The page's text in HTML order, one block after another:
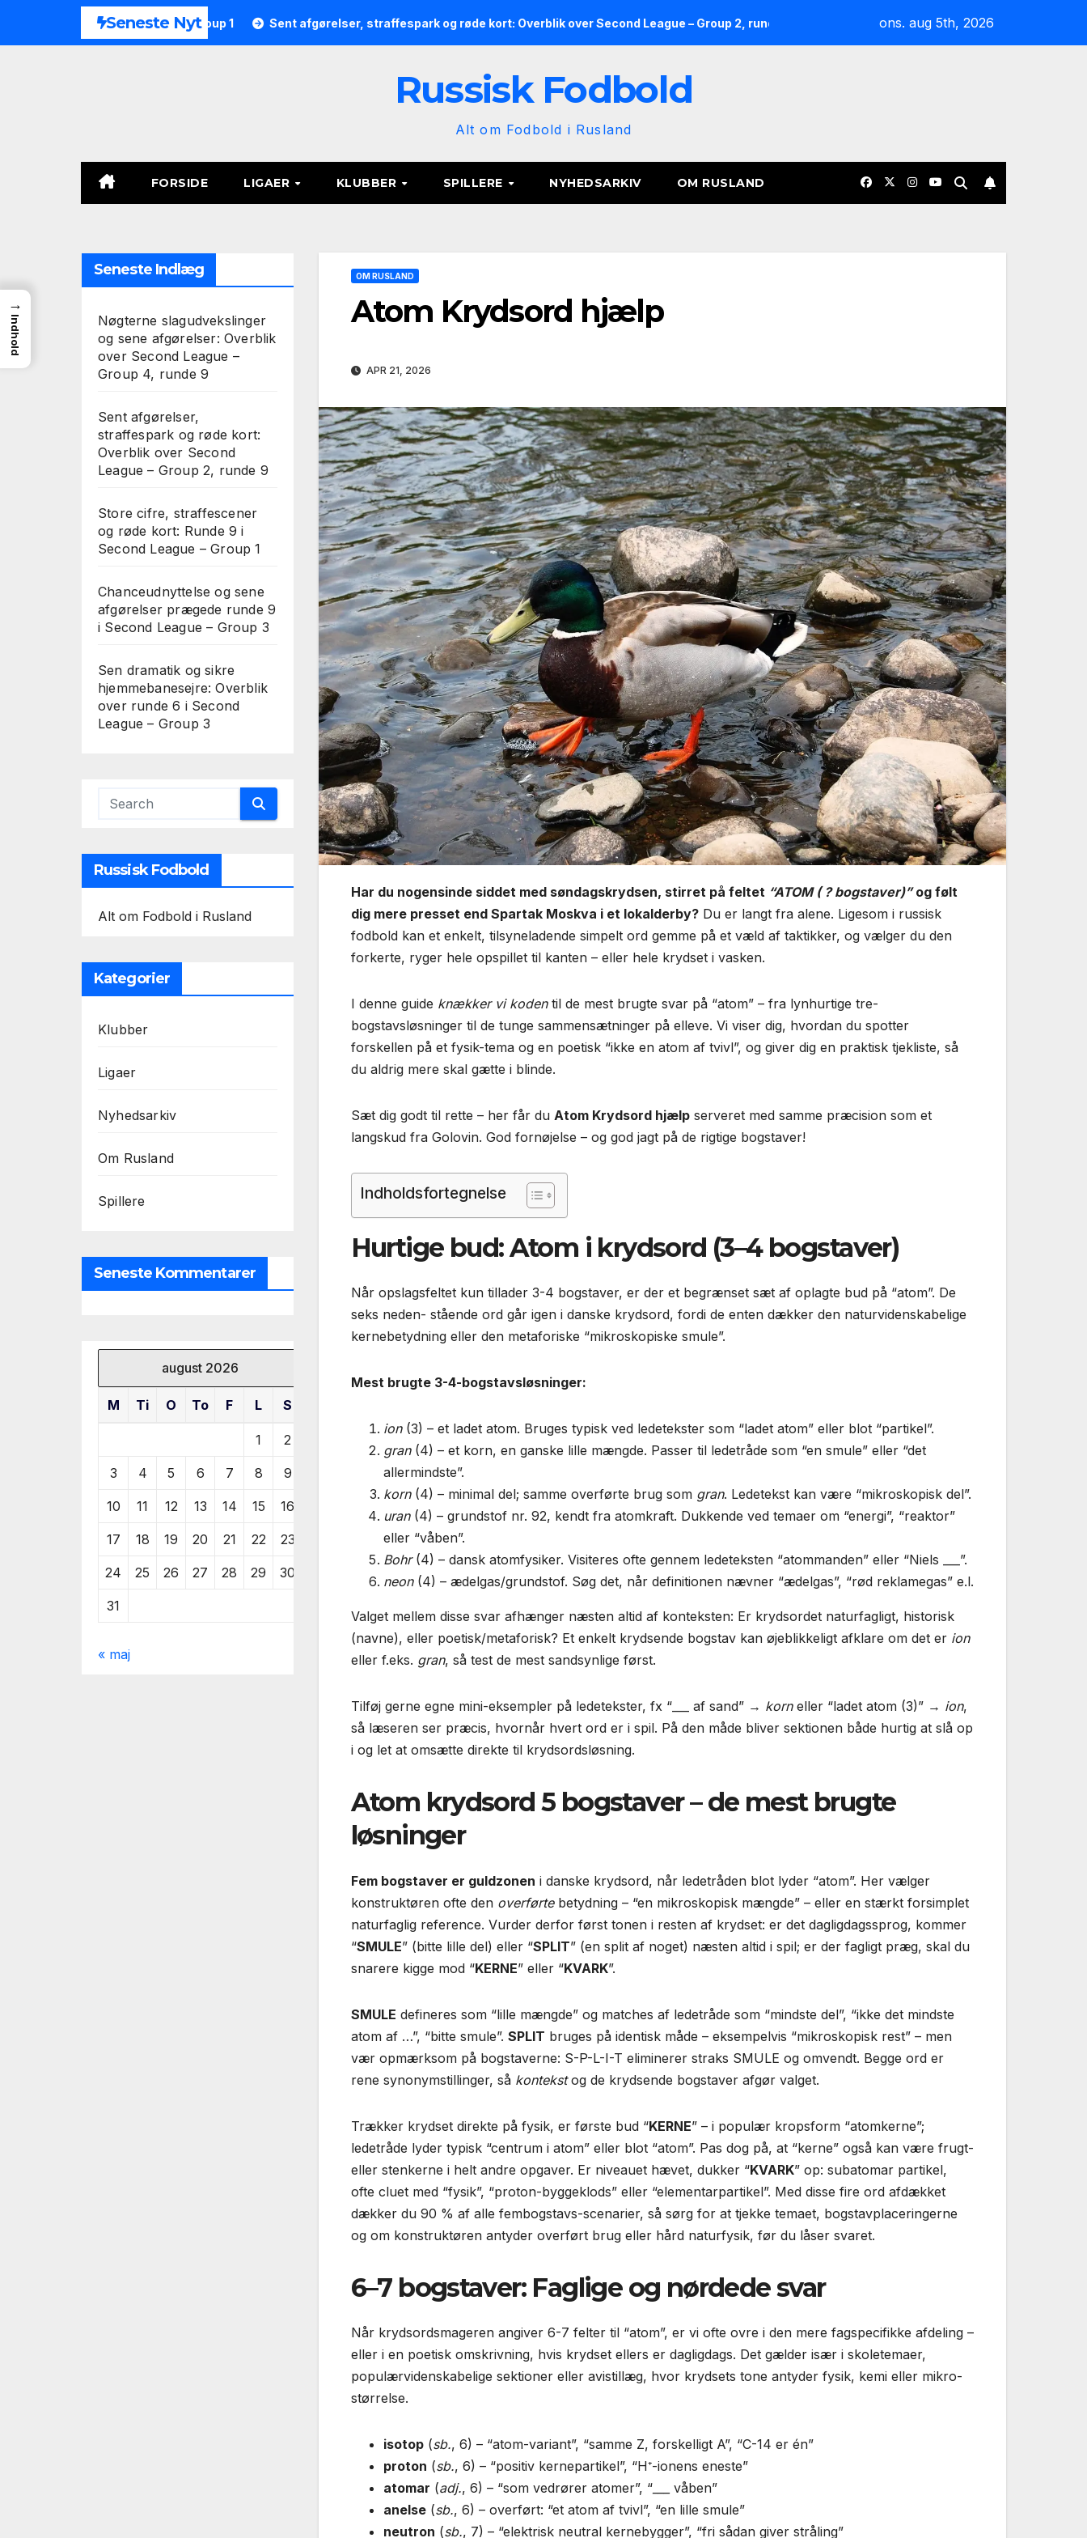
Seneste Nyt
Second League – Group 1 Sent afgørelser, straffespark og røde kort: Overblik over Second League – Group 2, runde 9 Nøgterne slagudvekslinger og sene afgørelser: Overblik
ons. aug 5th, 2026
Russisk Fodbold
Alt om Fodbold i Rusland
FORSIDE LIGAER KLUBBER SPILLERE NYHEDSARKIV OM RUSLAND
Seneste Indlæg
Nøgterne slagudvekslinger
og sene afgørelser: Overblik
over Second League –
Group 4, runde 9
Sent afgørelser,
straffespark og røde kort:
Overblik over Second
League – Group 2, runde 9
Store cifre, straffescener
og røde kort: Runde 9 i
Second League – Group 1
Chanceudnyttelse og sene
afgørelser prægede runde 9
i Second League – Group 3
Sen dramatik og sikre
hjemmebanesejre: Overblik
over runde 6 i Second
League – Group 3
Russisk Fodbold
Alt om Fodbold i Rusland
Kategorier
Klubber
Ligaer
Nyhedsarkiv
Om Rusland
Spillere
Seneste Kommentarer
august 2026
M Ti O To F L S
1 2
3 4 5 6 7 8 9
10 11 12 13 14 15 16
17 18 19 20 21 22 23
24 25 26 27 28 29 30
31
« maj
OM RUSLAND
Atom Krydsord hjælp
APR 21, 2026
Har du nogensinde siddet med søndagskrydsen, stirret på feltet “ATOM ( ? bogstaver)”og følt
dig mere presset end Spartak Moskva i et lokalderby?Du er langt fra alene. Ligesom i russisk
fodbold kan et enkelt, tilsyneladende simpelt ord gemme på et væld af taktikker, og vælger du den
forkerte, ryger hele opspillet til kanten – eller hele krydset i vasken.
I denne guide knækker vi kodentil de mest brugte svar på “atom” – fra lynhurtige tre-
bogstavsløsninger til de tunge sammensætninger på elleve. Vi viser dig, hvordan du spotter
forskellen på et fysik-tema og en poetisk “ikke en atom af tvivl”, og giver dig en praktisk tjekliste, så
du aldrig mere skal gætte i blinde.
Sæt dig godt til rette – her får du Atom Krydsord hjælpserveret med samme præcision som et
langskud fra Golovin. God fornøjelse – og god jagt på de rigtige bogstaver!
Indholdsfortegnelse
Hurtige bud: Atom i krydsord (3–4 bogstaver)
Når opslagsfeltet kun tillader 3-4 bogstaver, er der et begrænset sæt af oplagte bud på “atom”. De
seks neden- stående ord går igen i danske krydsord, fordi de enten dækker den naturvidenskabelige
kernebetydning eller den metaforiske “mikroskopiske smule”.
Mest brugte 3-4-bogstavsløsninger:
ion(3) – et ladet atom. Bruges typisk ved ledetekster som “ladet atom” eller blot “partikel”.
gran(4) – et korn, en ganske lille mængde. Passer til ledetråde som “en smule” eller “det
allermindste”.
korn(4) – minimal del; samme overførte brug som gran. Ledetekst kan være “mikroskopisk del”.
uran(4) – grundstof nr. 92, kendt fra atomkraft. Dukkende ved temaer om “energi”, “reaktor”
eller “våben”.
Bohr(4) – dansk atomfysiker. Visiteres ofte gennem ledeteksten “atommanden” eller “Niels ___”.
neon(4) – ædelgas/grundstof. Søg det, når definitionen nævner “ædelgas”, “rød reklamegas” e.l.
Valget mellem disse svar afhænger næsten altid af konteksten: Er krydsordet naturfagligt, historisk
(navne), eller poetisk/metaforisk? Et enkelt krydsende bogstav kan øjeblikkeligt afklare om det er ion
eller f.eks. gran, så test de mest sandsynlige først.
Tilføj gerne egne mini-eksempler på ledetekster, fx “___ af sand” → korneller “ladet atom (3)” → ion,
så læseren ser præcis, hvornår hvert ord er i spil. På den måde bliver sektionen både hurtig at slå op
i og let at omsætte direkte til krydsordsløsning.
Atom krydsord 5 bogstaver – de mest brugte
løsninger
Fem bogstaver er guldzonen i danske krydsord, når ledetråden blot lyder “atom”. Her vælger
konstruktøren ofte den overførtebetydning – “en mikroskopisk mængde” – eller en stærkt forsimplet
naturfaglig reference. Vurder derfor først tonen i resten af krydset: er det dagligdagssprog, kommer
“SMULE” (bitte lille del) eller “SPLIT” (en split af noget) næsten altid i spil; er der fagligt præg, skal du
snarere kigge mod “KERNE” eller “KVARK”.
SMULE defineres som “lille mængde” og matches af ledetråde som “mindste del”, “ikke det mindste
atom af …”, “bitte smule”. SPLIT bruges på identisk måde – eksempelvis “mikroskopisk rest” – men
vær opmærksom på bogstaverne: S-P-L-I-T eliminerer straks SMULE og omvendt. Begge ord er
rene synonym­stillinger, så kontekstog de krydsende bogstaver afgør valget.
Trækker krydset direkte på fysik, er første bud “KERNE” – i populær kropsform “atomkerne”;
ledetråde lyder typisk “centrum i atom” eller blot “atom”. Pas dog på, at “kerne” også kan være frugt-
eller sten­kerne i helt andre opgaver. Er niveauet hævet, dukker “KVARK” op: subatomar partikel,
ofte cluet med “fysik”, “proton-byggeklods” eller “elementarpartikel”. Med disse fire ord afdækket
dækker du 90 % af alle fembogstavs-scenarier, så sørg for at tjekke temaet, bogstav­placeringerne
og om konstruktøren antyder overført brug eller hård naturfysik, før du låser svaret.
6–7 bogstaver: Faglige og nørdede svar
Når krydsordsmageren angiver 6-7 felter til “atom”, er vi ofte ovre i den mere fagspecifikke afdeling –
eller i en poetisk omskrivning, hvis krydset ellers er dagligdags. Det gælder især i skoletemaer,
populærvidenskabelige sektioner eller avistillæg, hvor krydsets tone antyder fysik, kemi eller mikro-
størrelse.
isotop(sb., 6) – “atom-variant”, “samme Z, forskelligt A”, “C-14 er én”
proton (sb., 6) – “positiv kernepartikel”, “H⁺-ionens eneste”
atomar (adj., 6) – “som vedrører atomer”, “___
våben”
anelse(sb., 6) – overført: “et atom af tvivl”, “en lille smule”
neutron (sb., 7) – “elektrisk neutral kernebygger”, “fri sådan giver stråling”
→
Indhold